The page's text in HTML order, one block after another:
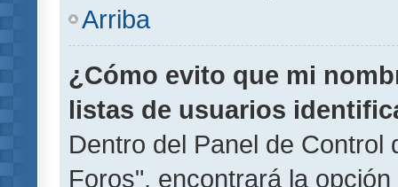
Arriba
¿Cómo evito que mi
listas de usuarios
Dentro del Panel de
Foros", encontrará la opción